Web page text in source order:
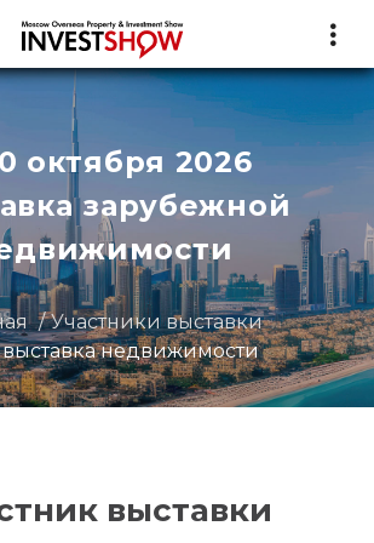
октября 2026
зарубежной
Участники выставки
недвижимости
выставки